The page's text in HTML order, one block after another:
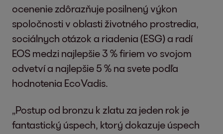
ocenenie zdôrazňuje posilnený výkon
spoločnosti v oblasti životného prostredia,
sociálnych otázok a riadenia (ESG) a radí
EOS medzi najlepšie 3 % firiem vo svojom
odvetví a najlepšie 5 % na svete podľa
hodnotenia EcoVadis.
„Postup od bronzu k zlatu za jeden rok je
fantastický úspech, ktorý dokazuje úspech